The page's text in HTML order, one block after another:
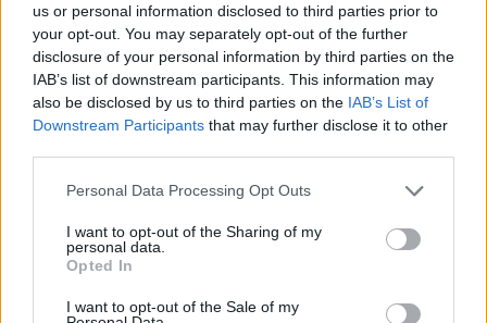
us or personal information disclosed to third parties prior to
your opt-out. You may separately opt-out of the further
disclosure of your personal information by third parties on the
IAB’s list of downstream participants. This information may
also be disclosed by us to third parties on the IAB’s List of
Downstream Participants that may further disclose it to other
Please note that this website/app uses one or more Google
not limited to your visit or usage behaviour. You may click to
grant or deny consent to Google and its third-party tags to
use your data for below specified purposes in below Google
consent section.
Personal Data Processing Opt Outs
I want to opt-out of the Sharing of my
personal data.
Opted In
I want to opt-out of the Sale of my
Sol Calera internet-kávézója (Fotó: artnews.com)
Laura Bartlett galériaigazgató elmesélte,
látogatók megpróbálhatnak az Egyesült
Államokba telefonálni és várakozhatnak.
iránt nagy az érdeklődés, mások mellett a